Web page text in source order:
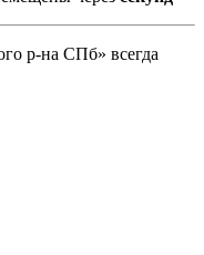
р-на СПб» всегда